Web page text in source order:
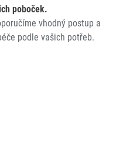
poboček.
vhodný postup a
podle vašich potřeb.